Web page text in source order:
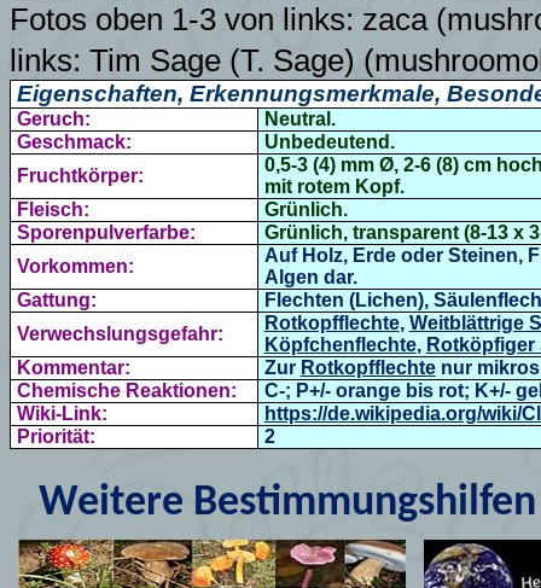
Fotos oben 1-3 von links: zaca
links: Tim Sage (T. Sage)
Eigenschaften, Erkennungsmerkmale,
Geruch:
Neutral.
Geschmack:
Unbedeutend.
Fruchtkörper:
0,5-3 (4) mm Ø, 2-6 (8) cm
mit rotem Kopf.
Fleisch:
Grünlich.
Sporenpulverfarbe:
Grünlich, transparent (8-13 x
Vorkommen:
Auf Holz, Erde oder Steinen,
Algen dar.
Gattung:
Flechten (Lichen),
Verwechslungsgefahr:
Rotkopfflechte, Weitblättrige
Köpfchenflechte, Rotköpfiger
Kommentar:
Zur Rotkopfflechtenur
Chemische Reaktionen:
C-; P+/- orange bis rot; K+/-
Wiki-Link:
https://de.wikipedia.org/wiki/
Priorität:
2
Weitere